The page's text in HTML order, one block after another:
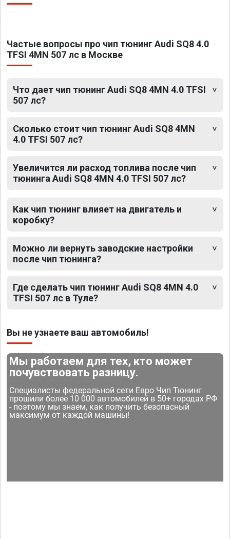
Частые вопросы про чип тюнинг Audi SQ8 4.0
TFSI 4MN 507 лс в Москве
Что дает чип тюнинг Audi SQ8 4MN 4.0 TFSI
507 лс?
Сколько стоит чип тюнинг Audi SQ8 4MN
4.0 TFSI 507 лс?
Увеличится ли расход топлива после чип
тюнинга Audi SQ8 4MN 4.0 TFSI 507 лс?
Как чип тюнинг влияет на двигатель и
коробку?
Можно ли вернуть заводские настройки
после чип тюнинга?
Где сделать чип тюнинг Audi SQ8 4MN 4.0
TFSI 507 лс в Туле?
Вы не узнаете ваш автомобиль!
Мы работаем для тех, кто может
почувствовать разницу.
Специалисты федеральной сети Евро Чип Тюнинг
прошили более 10 000 автомобилей в 50+ городах РФ
- поэтому мы знаем, как получить безопасный
максимум от каждой машины!